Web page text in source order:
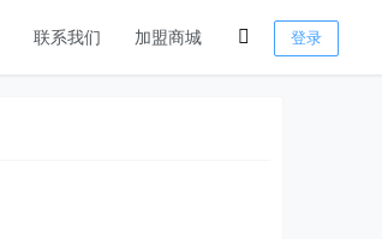
联系我们 加盟商城 登录